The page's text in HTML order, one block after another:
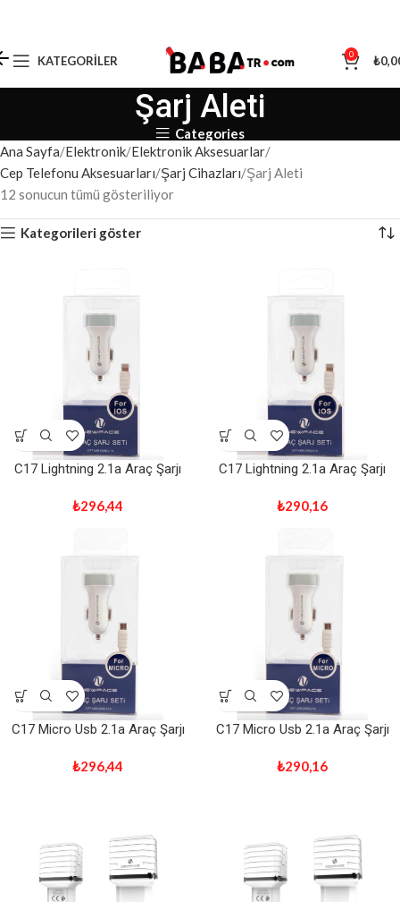
KATEGORILER 0 ₺
Şarj Aleti
Categories
Ana Sayfa Elektronik Elektronik Aksesuarlar
Cep Telefonu Aksesuarları Şarj Cihazları Şarj Aleti
12 sonucun tümü gösteriliyor
Kategorileri göster
C17 Lightning 2.1a Araç Şarjı
₺296,44
C17 Lightning 2.1a Araç Şarjı
₺290,16
C17 Micro Usb 2.1a Araç Şarjı
₺296,44
C17 Micro Usb 2.1a Araç Şarjı
₺290,16